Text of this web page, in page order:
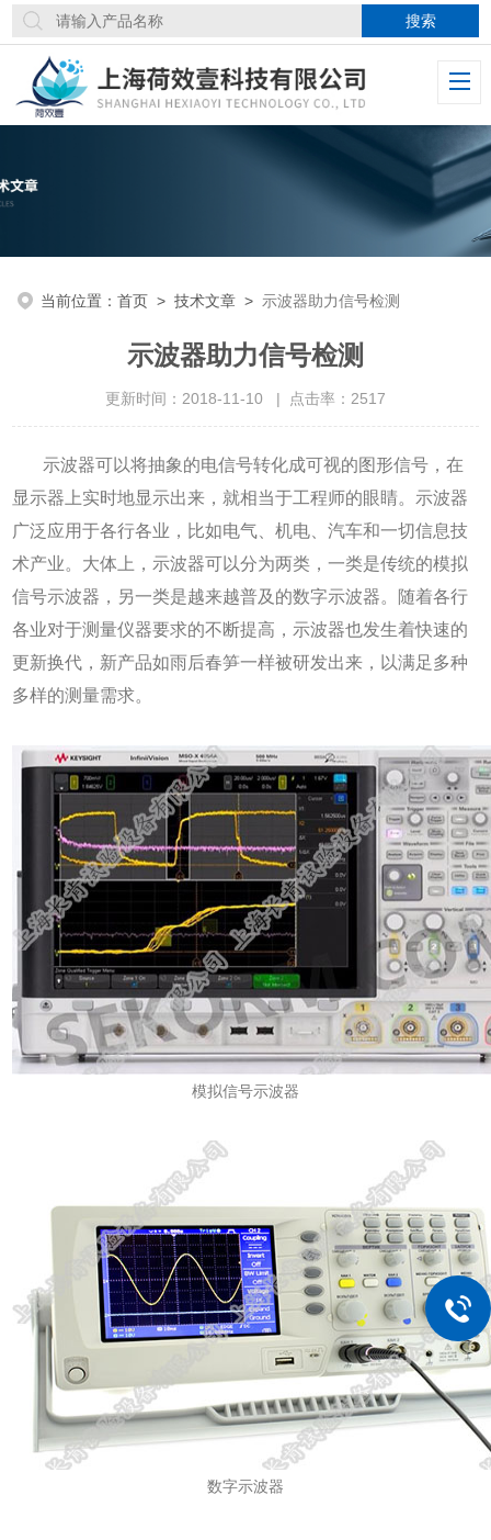
当前位置：首页 >技术文章 > 示波器助力信号检测
示波器助力信号检测
更新时间：2018-11-10 | 点击率：2517
示波器可以将抽象的电信号转化成可视的图形信号，在
显示器上实时地显示出来，就相当于工程师的眼睛。示波器
广泛应用于各行各业，比如电气、机电、汽车和一切信息技
术产业。大体上，示波器可以分为两类，一类是传统的模拟
信号示波器，另一类是越来越普及的数字示波器。随着各行
各业对于测量仪器要求的不断提高，示波器也发生着快速的
更新换代，新产品如雨后春笋一样被研发出来，以满足多种
多样的测量需求。
模拟信号示波器
数字示波器